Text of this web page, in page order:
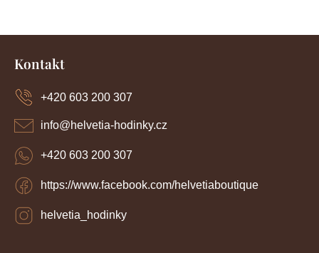
Kontakt
info@helvetia-hodinky.cz
+420 603 200 307
https://www.facebook.com/helvetiaboutique
helvetia_hodinky
+420 603 200 307